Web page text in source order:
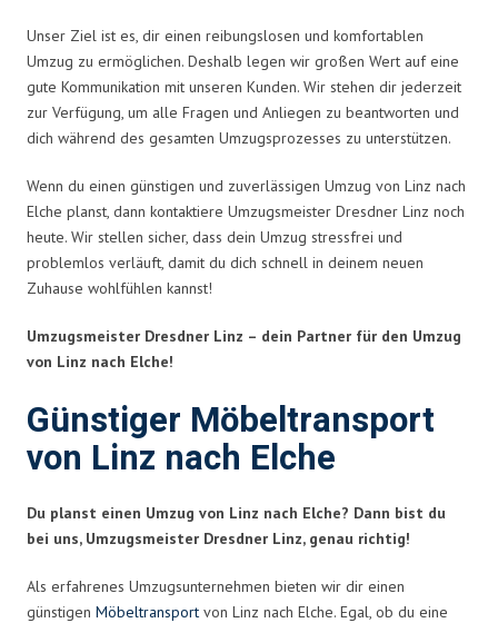
Unser Ziel ist es, dir einen reibungslosen und komfortablen
Umzug zu ermöglichen. Deshalb legen wir großen Wert auf eine
gute Kommunikation mit unseren Kunden. Wir stehen dir jederzeit
zur Verfügung, um alle Fragen und Anliegen zu beantworten und
dich während des gesamten Umzugsprozesses zu unterstützen.
Wenn du einen günstigen und zuverlässigen Umzug von Linz nach
Elche planst, dann kontaktiere Umzugsmeister Dresdner Linz noch
heute. Wir stellen sicher, dass dein Umzug stressfrei und
problemlos verläuft, damit du dich schnell in deinem neuen
Zuhause wohlfühlen kannst!
Umzugsmeister Dresdner Linz – dein Partner für den Umzug
von Linz nach Elche!
Günstiger Möbeltransport
von Linz nach Elche
Du planst einen Umzug von Linz nach Elche? Dann bist du
bei uns, Umzugsmeister Dresdner Linz, genau richtig!
Als erfahrenes Umzugsunternehmen bieten wir dir einen
günstigen Möbeltransport von Linz nach Elche. Egal, ob du eine